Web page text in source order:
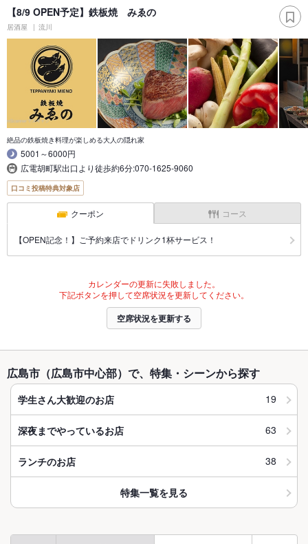
【8/9 OPEN予定】鉄板焼 みゑの
居酒屋 流川
絶品の鉄板焼き料理が楽しめる大人の隠れ家
5001～6000円
広電胡町駅出口より徒歩約6分:070-1625-9060
口コミ投稿特典対象店
クーポン コース
【OPEN記念！】ご予約来店でドリンク1杯サービス！
カレンダーの更新に失敗しました。
下記ボタンを押して空席状況を更新してください。
空席状況を更新する
広島市（広島市中心部）で、特集・シーンから探す
学生さん大歓迎のお店 19
深夜までやっているお店 63
ランチのお店 38
特集一覧を見る